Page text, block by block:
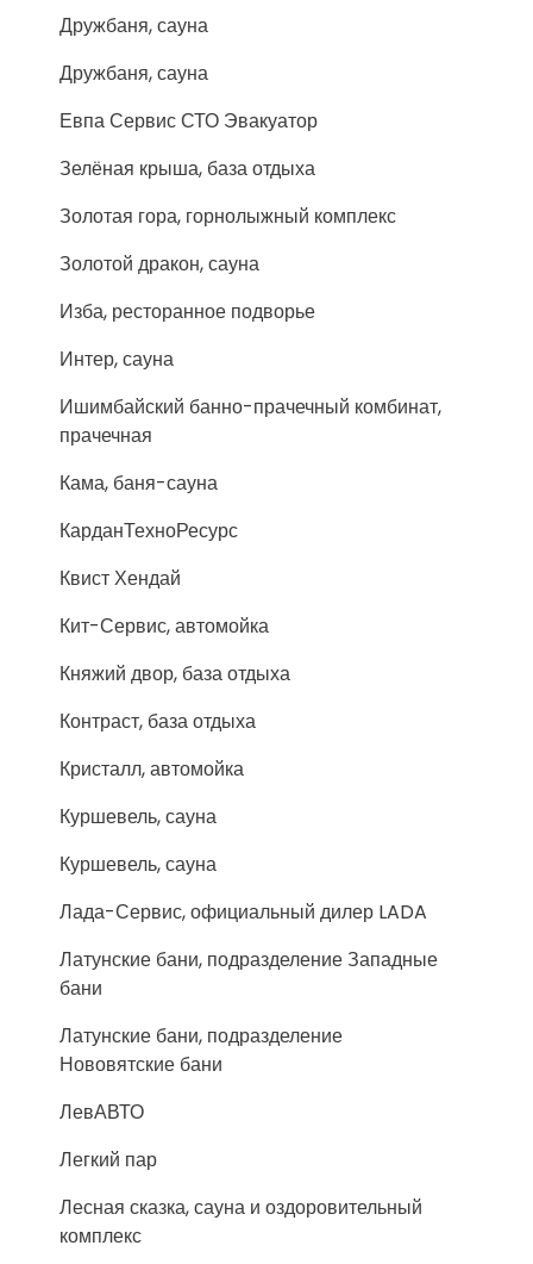
Дружбаня, сауна
Дружбаня, сауна
Евпа Сервис СТО Эвакуатор
Зелёная крыша, база отдыха
Золотая гора, горнолыжный комплекс
Золотой дракон, сауна
Изба, ресторанное подворье
Интер, сауна
Ишимбайский банно-прачечный комбинат,
прачечная
Кама, баня-сауна
КарданТехноРесурс
Квист Хендай
Кит-Сервис, автомойка
Княжий двор, база отдыха
Контраст, база отдыха
Кристалл, автомойка
Куршевель, сауна
Куршевель, сауна
Лада-Сервис, официальный дилер LADA
Латунские бани, подразделение Западные
бани
Латунские бани, подразделение
Нововятские бани
ЛевАВТО
Легкий пар
Лесная сказка, сауна и оздоровительный
комплекс